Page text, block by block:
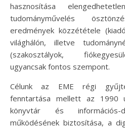
hasznosítása
tudományművelés
eredmények közzététele
világhálón, illetve
(szakosztályok,
ugyancsak fontos szempont.
Célunk az EME régi
fenntartása mellett az 1990
könyvtár és információs-
működésének biztosítása, a